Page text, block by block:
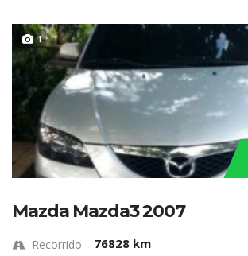
1
Mazda Mazda3 2007
Recorrido 76828 km